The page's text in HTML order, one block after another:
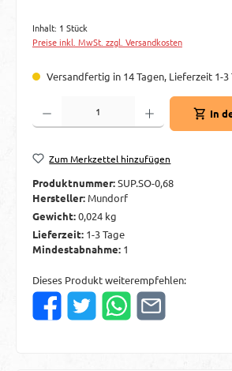
Inhalt: 1 Stück
Preise inkl. MwSt. zzgl. Versandkosten
Versandfertig in 14 Tagen, Lieferzeit 1-3
Produkt Anzahl: Gib den gewünschten Wert ein
In
Zum Merkzettel hinzufügen
Produktnummer:SUP.SO-0,68
Hersteller: Mundorf
Gewicht:0,024 kg
Lieferzeit: 1-3 Tage
Mindestabnahme: 1
Dieses Produkt weiterempfehlen: